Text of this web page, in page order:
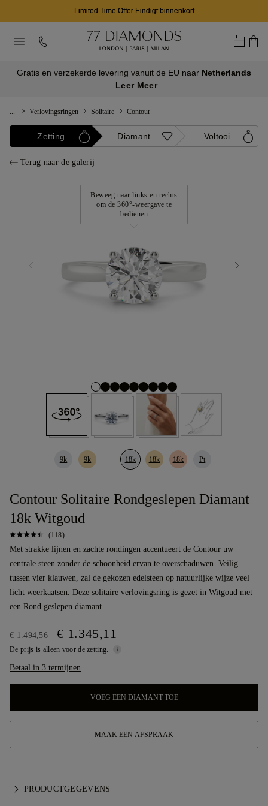
Limited Time Offer Eindigt binnenkort
Gratis en verzekerde levering vanuit de EU naar Netherlands
Leer Meer
Verlovingsringen Solitaire Contour
Zetting Diamant Voltooi
Terug naar de galerij
Beweeg naar links en rechts
om de 360°-weergave te
bedienen
9k 9k 18k 18k 18k Pt
Contour Solitaire Rondgeslepen Diamant
18k Witgoud
(118)
Met strakke lijnen en zachte rondingen accentueert de Contour uw
centrale steen zonder de schoonheid ervan te overschaduwen. Veilig
tussen vier klauwen, zal de gekozen edelsteen op natuurlijke wijze veel
licht weerkaatsen. Deze solitaire verlovingsring is gezet in Witgoud met
een Rond geslepen diamant.
€ 1.494,56 € 1.345,11
De prijs is alleen voor de zetting.
Betaal in 3 termijnen
VOEG EEN DIAMANT TOE
MAAK EEN AFSPRAAK
PRODUCTGEGEVENS